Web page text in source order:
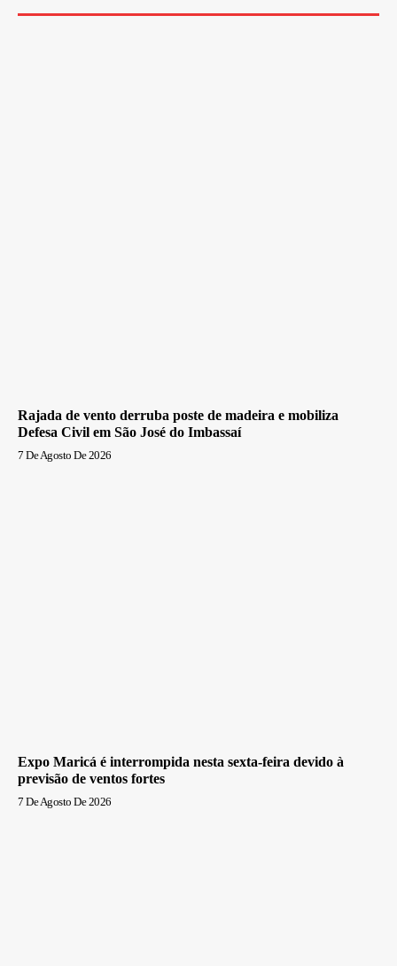
Rajada de vento derruba poste de madeira e mobiliza
Defesa Civil em São José do Imbassaí
7 De Agosto De 2026
Expo Maricá é interrompida nesta sexta-feira devido à
previsão de ventos fortes
7 De Agosto De 2026